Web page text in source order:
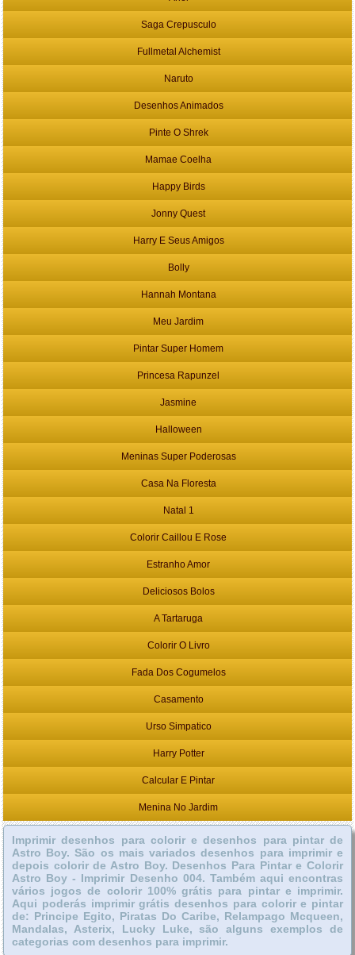
Saga Crepusculo
Fullmetal Alchemist
Naruto
Desenhos Animados
Pinte O Shrek
Mamae Coelha
Happy Birds
Jonny Quest
Harry E Seus Amigos
Bolly
Hannah Montana
Meu Jardim
Pintar Super Homem
Princesa Rapunzel
Jasmine
Halloween
Meninas Super Poderosas
Casa Na Floresta
Natal 1
Colorir Caillou E Rose
Estranho Amor
Deliciosos Bolos
A Tartaruga
Colorir O Livro
Fada Dos Cogumelos
Casamento
Urso Simpatico
Harry Potter
Calcular E Pintar
Menina No Jardim
Imprimir desenhos para colorir e desenhos para pintar de
Astro Boy. São os mais variados desenhos para imprimir e
depois colorir de Astro Boy. Desenhos Para Pintar e Colorir
Astro Boy - Imprimir Desenho 004. Também aqui encontras
vários jogos de colorir 100% grátis para pintar e imprimir.
Aqui poderás imprimir grátis desenhos para colorir e pintar
de: Principe Egito, Piratas Do Caribe, Relampago Mcqueen,
Mandalas, Asterix, Lucky Luke, são alguns exemplos de
categorias com desenhos para imprimir.